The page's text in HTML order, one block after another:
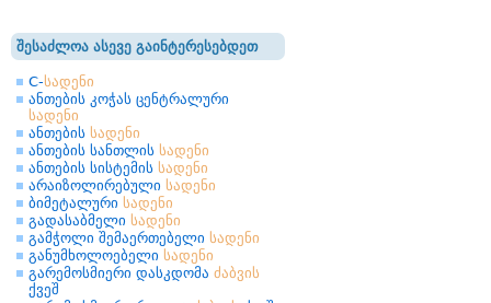
შესაძლოა ასევე გაინტერესებდეთ
C-სადენი
ანთების კოჭას ცენტრალური
სადენი
ანთების სადენი
ანთების სანთლის სადენი
ანთების სისტემის სადენი
არაიზოლირებული სადენი
ბიმეტალური სადენი
გადასაბმელი სადენი
გამჭოლი შემაერთებელი სადენი
განუმხოლოებელი სადენი
გარემოსმიერი დასკდომა ძაბვის
ქვეშ